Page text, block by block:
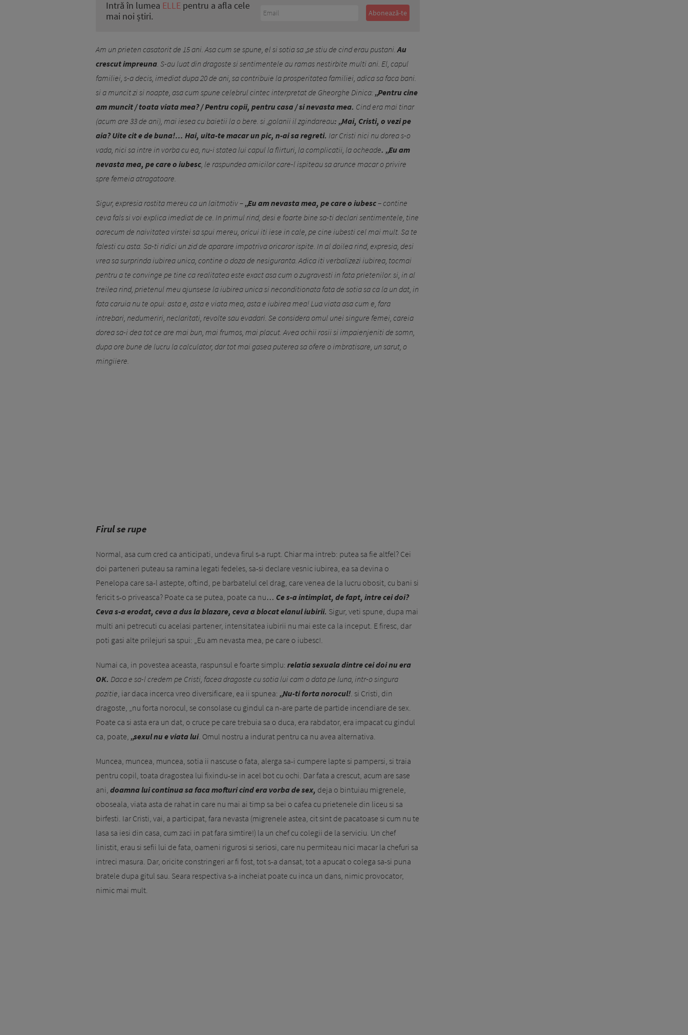
Intră în lumea ELLE pentru a afla cele
mai noi știri.
Am un prieten casatorit de 15 ani. Asa cum se spune, el si sotia sa „se stiu de cind erau pustani.Au
crescut impreuna. S-au luat din dragoste si sentimentele au ramas nestirbite multi ani. El, capul
familiei, s-a decis, imediat dupa 20 de ani, sa contribuie la prosperitatea familiei, adica sa faca bani.
si a muncit zi si noapte, asa cum spune celebrul cintec interpretat de Gheorghe Dinica: „Pentru cine
am muncit / toata viata mea? / Pentru copii, pentru casa / si nevasta mea. Cind era mai tinar
(acum are 33 de ani), mai iesea cu baietii la o bere. si „golanii il zgin­dareau: „Mai, Cristi, o vezi pe
aia? Uite cit e de buna!… Hai, uita-te macar un pic, n-ai sa regreti. Iar Cristi nici nu dorea s-o
vada, nici sa intre in vorba cu ea, nu-i statea lui capul la flirturi, la complicatii, la ocheade. „Eu am
nevasta mea, pe care o iubesc, le raspundea amicilor care-l ispiteau sa arunce macar o privire
spre femeia atragatoare.
Sigur, expresia rostita mereu ca un laitmotiv – „Eu am nevasta mea, pe care o iubesc– contine
ceva fals si voi explica imediat de ce. In primul rind, desi e foarte bine sa-ti declari sentimentele, tine
oarecum de naivitatea virstei sa spui mereu, oricui iti iese in cale, pe cine iubesti cel mai mult. Sa te
falesti cu asta. Sa-ti ridici un zid de aparare impotriva oricaror ispite. In al doilea rind, expresia, desi
vrea sa surprinda iubirea unica, contine o doza de nesiguranta. Adica iti verbalizezi iubirea, tocmai
pentru a te convinge pe tine ca realitatea este exact asa cum o zugravesti in fata prietenilor. si, in al
treilea rind, prietenul meu ajunsese la iubirea unica si neconditionata fata de sotia sa ca la un dat, in
fata caruia nu te opui: asta e, asta e viata mea, asta e iubirea mea! Lua viata asa cum e, fara
intrebari, nedumeriri, neclaritati, revolte sau evadari. Se considera omul unei singure femei, careia
dorea sa-i dea tot ce are mai bun, mai frumos, mai placut. Avea ochii rosii si impaienjeniti de somn,
dupa ore bune de lucru la calculator, dar tot mai gasea pu­terea sa ofere o imbratisare, un sarut, o
mingiiere.
Firul se rupe
Normal, asa cum cred ca anticipati, undeva firul s-a rupt. Chiar ma intreb: putea sa fie altfel? Cei
doi parteneri puteau sa ramina legati fedeles, sa-si declare vesnic iubirea, ea sa devina o
Penelopa care sa-l astepte, oftind, pe barbatelul cel drag, care venea de la lucru obosit, cu bani si
fericit s-o priveasca? Poate ca se putea, poate ca nu… Ce s-a intimplat, de fapt, intre cei doi?
Ceva s-a erodat, ceva a dus la blazare, ceva a blocat elanul iubirii. Sigur, veti spune, dupa mai
multi ani petrecuti cu acelasi partener, intensitatea iubirii nu mai este ca la inceput. E firesc, dar
poti gasi alte prilejuri sa spui: „Eu am nevasta mea, pe care o iubesc!.
Numai ca, in povestea aceasta, raspunsul e foarte simplu: relatia sexuala dintre cei doi nu era
OK. Daca e sa-l credem pe Cristi, facea dragoste cu sotia lui cam o data pe luna, intr-o singura
pozitie, iar daca incerca vreo diversificare, ea ii spunea: „Nu-ti forta norocul!. si Cristi, din
dragoste, „nu forta norocul, se consolase cu gindul ca n-are parte de partide incendiare de sex.
Poate ca si asta era un dat, o cruce pe care trebuia sa o duca, era rabdator, era impacat cu gindul
ca, poate, „sexul nu e viata lui. Omul nostru a indurat pentru ca nu avea alternativa.
Muncea, muncea, muncea, sotia ii nascuse o fata, alerga sa-i cumpere lapte si pampersi, si traia
pentru copil, toata dragostea lui fixindu-se in acel bot cu ochi. Dar fata a crescut, acum are sase
ani, doamna lui continua sa faca mofturi cind era vorba de sex, deja o bintuiau migrenele,
oboseala, viata asta de rahat in care nu mai ai timp sa bei o cafea cu prietenele din liceu si sa
birfesti. Iar Cristi, vai, a participat, fara nevasta (migrenele astea, cit sint de pacatoase si cum nu te
lasa sa iesi din casa, cum zaci in pat fara simtire!) la un chef cu colegii de la serviciu. Un chef
linistit, erau si sefii lui de fata, oameni rigurosi si seriosi, care nu permiteau nici macar la chefuri sa
intreci masura. Dar, oricite constringeri ar fi fost, tot s-a dansat, tot a apucat o colega sa-si puna
bratele dupa gitul sau. Seara respectiva s-a incheiat poate cu inca un dans, nimic provocator,
nimic mai mult.